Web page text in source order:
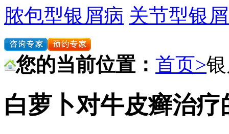
脓包型银屑病 关节型银
您的当前位置： 首页>
白萝卜对牛皮癣治疗